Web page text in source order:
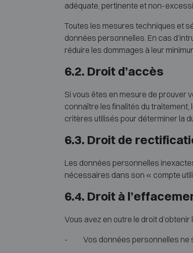
adéquate, pertinente et non-
Toutes les mesures techniques et
données personnelles. En cas
réduire les dommages à leur
6.2. Droit d’accès
Si vous êtes en mesure de prouver
connaître les finalités du
critères utilisés pour déterminer la
6.3. Droit de
Les données personnelles
nécessaires dans son « compte
6.4. Droit à
Vous avez en outre le droit
- Vos données personnelles ne